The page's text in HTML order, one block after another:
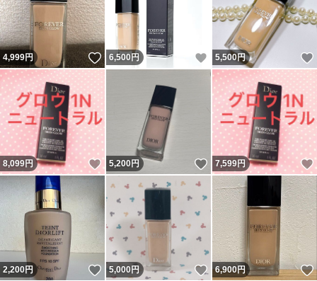
4,999円 いいね！
6,500 円 いいね！
5,500円
8,099円 いいね！
5,200円 いいね！
7,599円
2,200円 いいね！
5,000円 いいね！
6,900円